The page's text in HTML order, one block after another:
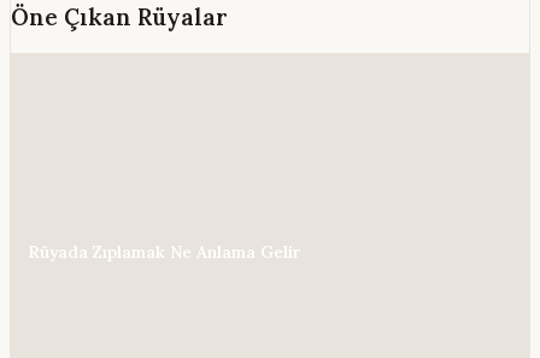
Öne Çıkan Rüyalar
Rüyada Zıplamak Ne Anlama Gelir